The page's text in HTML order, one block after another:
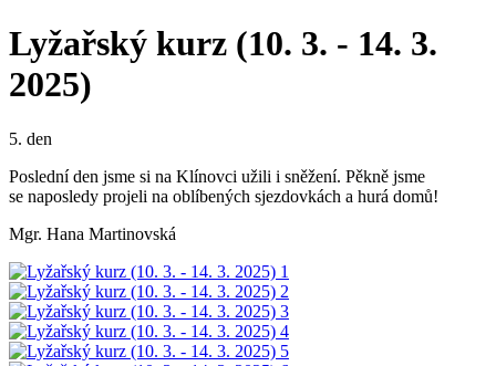
Lyžařský kurz (10. 3. - 14. 3.
2025)
5. den
Poslední den jsme si na Klínovci užili i sněžení. Pěkně jsme
se naposledy projeli na oblíbených sjezdovkách a hurá domů!
Mgr. Hana Martinovská